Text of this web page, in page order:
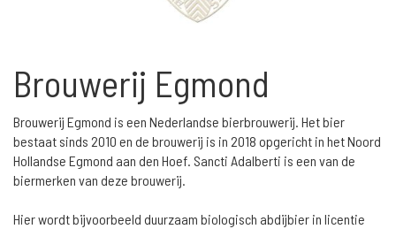
Brouwerij Egmond
Brouwerij Egmond is een Nederlandse bierbrouwerij. Het bier
bestaat sinds 2010 en de brouwerij is in 2018 opgericht in het Noord
Hollandse Egmond aan den Hoef. Sancti Adalberti is een van de
biermerken van deze brouwerij.
Hier wordt bijvoorbeeld duurzaam biologisch abdijbier in licentie